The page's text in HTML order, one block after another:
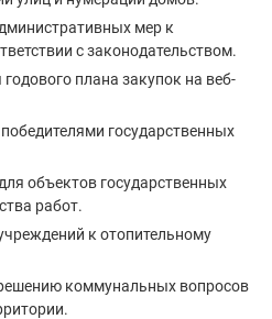
мер к
с законодательством.
плана закупок на веб-
государственных
объектов государственных
работ.
к отопительному
коммунальных вопросов